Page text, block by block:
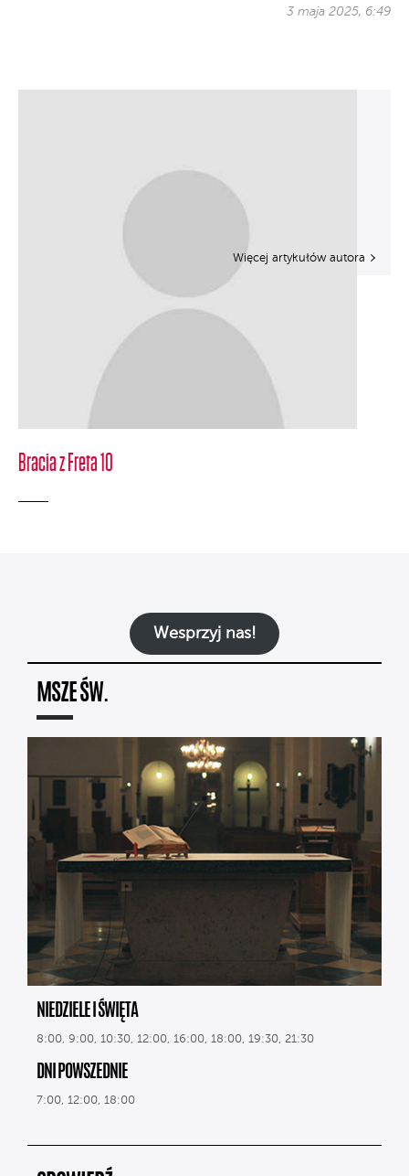
3 maja 2025, 6:49
Bracia z Freta 10
Więcej artykułów autora
Wesprzyj nas!
MSZE ŚW.
NIEDZIELE I ŚWIĘTA
8:00, 9:00, 10:30, 12:00, 16:00, 18:00, 19:30, 21:30
DNI POWSZEDNIE
7:00, 12:00, 18:00